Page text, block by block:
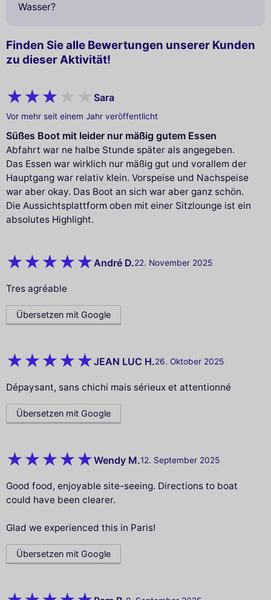
Finden Sie alle Bewertungen unserer Kunden
zu dieser Aktivität!
Sara
Vor mehr seit einem Jahr veröffentlicht
Süßes Boot mit leider nur mäßig gutem Essen
Abfahrt war ne halbe Stunde später als angegeben.
Das Essen war wirklich nur mäßig gut und vorallem der
Hauptgang war relativ klein. Vorspeise und Nachspeise
war aber okay. Das Boot an sich war aber ganz schön.
Die Aussichtsplattform oben mit einer Sitzlounge ist ein
absolutes Highlight.
André D.22. November 2025
Tres agréable
Übersetzen mit Google
JEAN LUC H.26. Oktober 2025
Dépaysant, sans chichi mais sérieux et attentionné
Übersetzen mit Google
Wendy M.12. September 2025
Good food, enjoyable site-seeing. Directions to boat
could have been clearer.
Glad we experienced this in Paris!
Übersetzen mit Google
Wasser?